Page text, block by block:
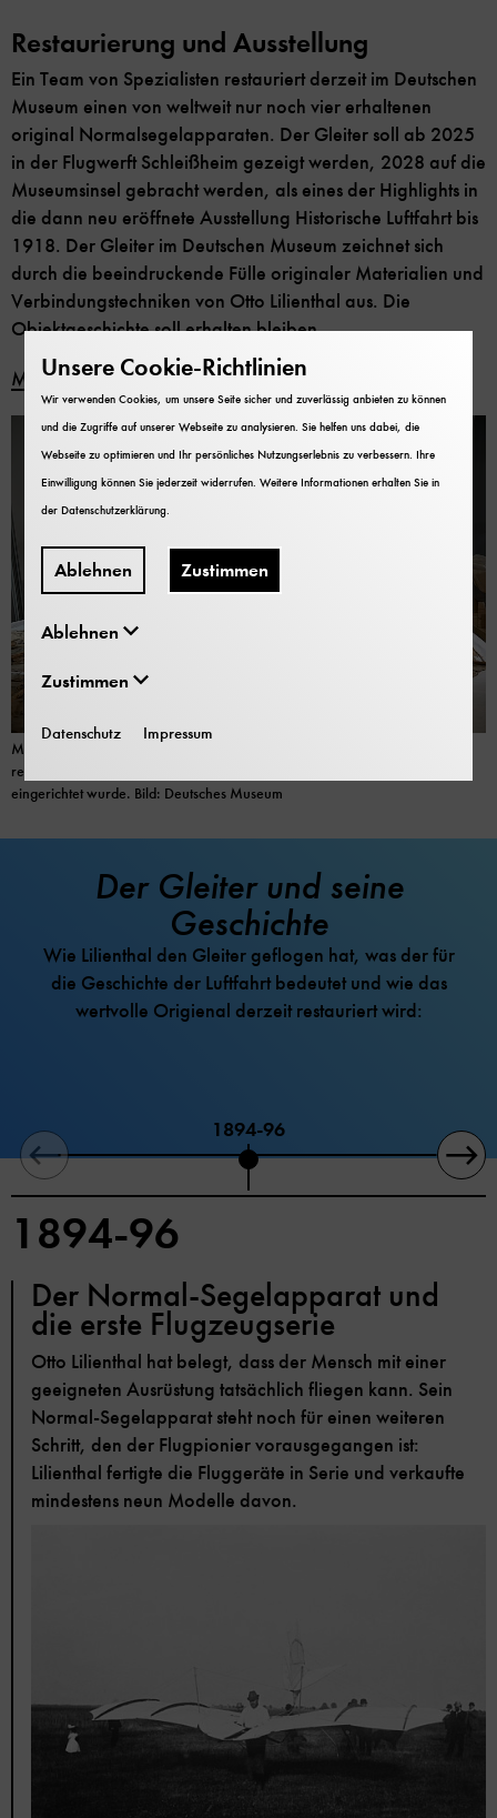
Mathias Winkler, Charlotte Holzer und Patrick Goldbach (von links nach
rechts) im Atelier, das für die Restaurierung in der Flugwerft Schleißheim
eingerichtet wurde. Bild: Deutsches Museum
Restaurierung und Ausstellung
Ein Team von Spezialisten restauriert derzeit im Deutschen
Museum einen von weltweit nur noch vier erhaltenen
original Normalsegelapparaten. Der Gleiter soll ab 2025
in der Flugwerft Schleißheim gezeigt werden, 2028 auf die
Museumsinsel gebracht werden, als eines der Highlights in
die dann neu eröffnete Ausstellung Historische Luftfahrt bis
1918. Der Gleiter im Deutschen Museum zeichnet sich
durch die beeindruckende Fülle originaler Materialien und
Verbindungstechniken von Otto Lilienthal aus. Die
Objektgeschichte soll erhalten bleiben.
Mehr erfahren zur Restaurierung und Ausstellung
Der Gleiter und seine
Geschichte
Wie Lilienthal den Gleiter geflogen hat, was der für
die Geschichte der Luftfahrt bedeutet und wie das
wertvolle Origienal derzeit restauriert wird:
1894-96
1894-96
Der Normal-Segelapparat und
die erste Flugzeugserie
Otto Lilienthal hat belegt, dass der Mensch mit einer
geeigneten Ausrüstung tatsächlich fliegen kann. Sein
Normal-Segelapparat steht noch für einen weiteren
Schritt, den der Flugpionier vorausgegangen ist:
Lilienthal fertigte die Fluggeräte in Serie und verkaufte
mindestens neun Modelle davon.
Unsere Cookie-Richtlinien
Wir verwenden Cookies, um unsere Seite sicher und zuverlässig anbieten zu können
und die Zugriffe auf unserer Webseite zu analysieren. Sie helfen uns dabei, die
Webseite zu optimieren und Ihr persönliches Nutzungserlebnis zu verbessern. Ihre
Einwilligung können Sie jederzeit widerrufen. Weitere Informationen erhalten Sie in
derDatenschutzerklärung
Ablehnen Zustimmen
Ablehnen
Zustimmen
Datenschutz Impressum